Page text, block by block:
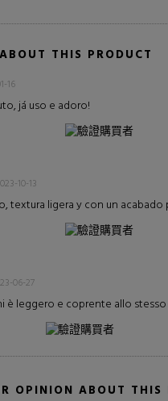
THIS PRODUCT
16
já uso e adoro!
驗證購買者
10-13
textura ligera y con un acabado
驗證購買者
06-27
è leggero e coprente allo
驗證購買者
OPINION ABOUT THIS